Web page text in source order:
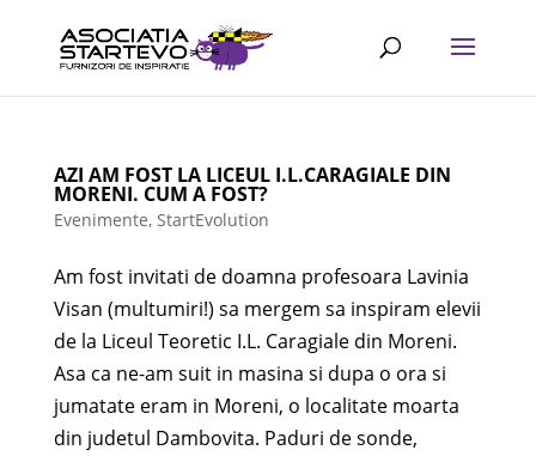
AZI AM FOST LA LICEUL I.L.CARAGIALE DIN
MORENI. CUM A FOST?
Evenimente, StartEvolution
Am fost invitati de doamna profesoara Lavinia
Visan (multumiri!) sa mergem sa inspiram elevii
de la Liceul Teoretic I.L. Caragiale din Moreni.
Asa ca ne-am suit in masina si dupa o ora si
jumatate eram in Moreni, o localitate moarta
din judetul Dambovita. Paduri de sonde,